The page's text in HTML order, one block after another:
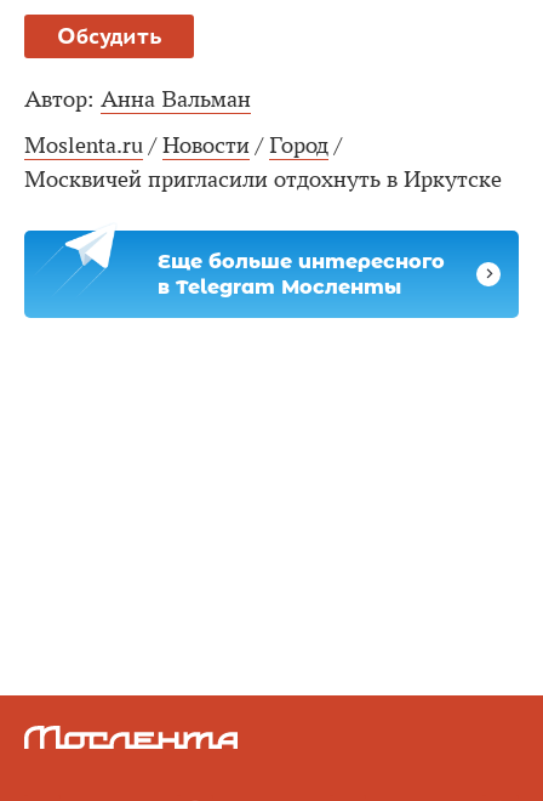
Обсудить
Автор: Анна Вальман
Moslenta.ru / Новости / Город /
Москвичей пригласили отдохнуть в Иркутске
Еще больше интересного
в Telegram Мосленты